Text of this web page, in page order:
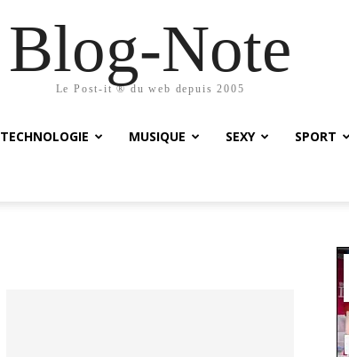
Blog-Note
Le Post-it ® du web depuis 2005
TECHNOLOGIE MUSIQUE SEXY SPORT